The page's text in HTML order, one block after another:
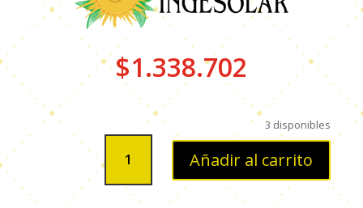
$1.338.702
3 disponibles
SUMERGIBLE
TIPO
LAPICERO
Añadir al carrito